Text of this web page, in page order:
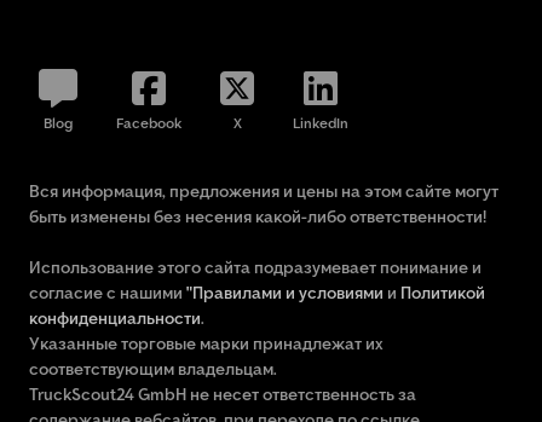
Blog Facebook X LinkedIn
Вся информация, предложения и цены на этом сайте могут
быть изменены без несения какой-либо ответственности!
Использование этого сайта подразумевает понимание и
согласие с нашими "Правилами и условиями и Политикой
конфиденциальности.
Указанные торговые марки принадлежат их
соответствующим владельцам.
TruckScout24 GmbH не несет ответственность за